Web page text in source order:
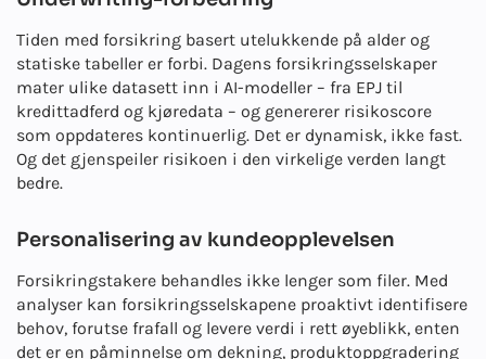
Tiden med forsikring basert utelukkende på alder og
statiske tabeller er forbi. Dagens forsikringsselskaper
mater ulike datasett inn i AI-modeller – fra EPJ til
kredittadferd og kjøredata – og genererer risikoscore
som oppdateres kontinuerlig. Det er dynamisk, ikke fast.
Og det gjenspeiler risikoen i den virkelige verden langt
bedre.
Personalisering av kundeopplevelsen
Forsikringstakere behandles ikke lenger som filer. Med
analyser kan forsikringsselskapene proaktivt identifisere
behov, forutse frafall og levere verdi i rett øyeblikk, enten
det er en påminnelse om dekning, produktoppgradering